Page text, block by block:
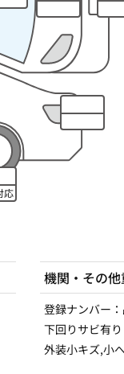
応
機関・その
登録ナンバー
下回りサビ有り
外装小キズ,小